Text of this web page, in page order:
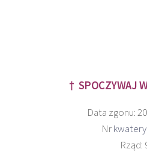
† SPOCZYWAJ
Data zgonu:
Nrkwatery
Rząd: